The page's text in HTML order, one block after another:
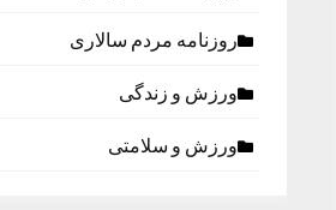
روزنامه مردم سالاری
ورزش و زندگی
ورزش و سلامتی